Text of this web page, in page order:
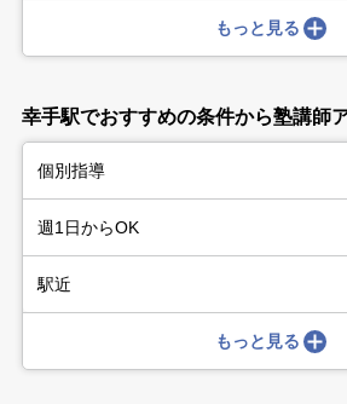
もっと見る
幸手駅でおすすめの条件から塾講師
個別指導
週1日からOK
駅近
もっと見る